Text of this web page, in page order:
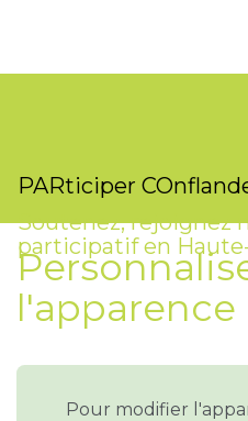
PARticiper
Soutenez, rejoignez
participatif en
l'apparence
Pour modifier